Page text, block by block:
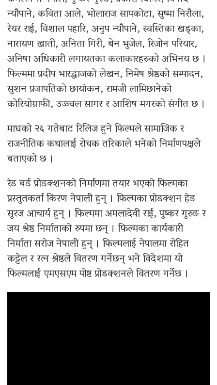
न्यौपाने, कविता आले, भोलाराज सापकोटा, सुष्मा निरौला,
रेयर राई, विशाल पहारि, अनुप न्यौपाने, स्वस्तिका खड्का,
नारायण खाती, अनिता गिरी, बेन भुजेल, रिजोन परियार,
अनिषा अधिकारी लगायतका कलाकारहरुको अभिनय छ ।
फिल्ममा प्रदीप भारद्धाजको लेखन, निमेष श्रेष्ठको सम्पादन,
सुशन प्रजापतिको छायांकन, रामजी लामिछानेको
कोरियोग्राफी, उज्ज्वल सागर र आशिष मगरको संगीत छ ।
माघको २६ गतेबाट रिलिज हुने फिल्मले सामाजिक र
राजनीतिक कथालाई रोचक तरिकाले भनेको निर्माणपक्षले
बताएको छ ।
रेड बर्ड प्रोडक्शनको निर्माणमा तयार भएको फिल्मका
प्रस्तुतकर्ता किरण नेपाली हुन् । फिल्मका प्रोडक्शन हेड
सुरज आचार्य हुन् । फिल्ममा अमलादेवी राई, पुष्कर गुरुङ र
जय श्रेष्ठ निर्माताको रुपमा छन् । फिल्मका कार्यकारी
निर्माता सरोज नेपाली हुन् । फिल्मलाई नेपालमा रोहित
कट्टेल र रत्न श्रेष्ठले वितरण गर्नेछन् भने विदेशमा यो
फिल्मलाई एमएसएम पोष्ट प्रोडक्शनले वितरण गर्नेछ ।